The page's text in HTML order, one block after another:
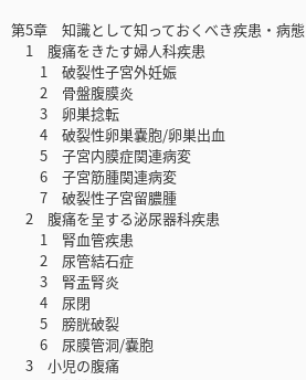
第5章 知識として知っておくべき疾患・病態
1 腹痛をきたす婦人科疾患
1 破裂性子宮外妊娠
2 骨盤腹膜炎
3 卵巣捻転
4 破裂性卵巣嚢胞/卵巣出血
5 子宮内膜症関連病変
6 子宮筋腫関連病変
7 破裂性子宮留膿腫
2 腹痛を呈する泌尿器科疾患
1 腎血管疾患
2 尿管結石症
3 腎盂腎炎
4 尿閉
5 膀胱破裂
6 尿膜管洞/嚢胞
3 小児の腹痛